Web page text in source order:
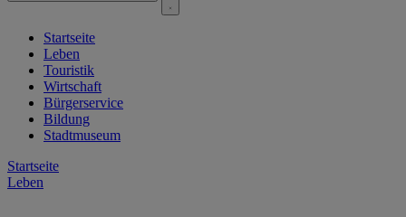
Startseite
Leben
Touristik
Wirtschaft
Bürgerservice
Bildung
Stadtmuseum
Startseite
Leben